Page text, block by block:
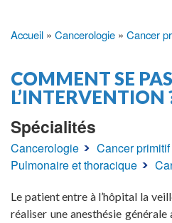
d'Ariane
Accueil Cancerologie Cancer
COMMENT SE
L’INTERVENTION
Spécialités
Cancerologie
Cancer
Pulmonaire et thoracique
Le patient entre à l’hôpital la
réaliser une anesthésie